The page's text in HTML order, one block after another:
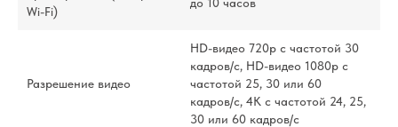
Wi-Fi)
Разрешение видео
HD-видео 720p с частотой 30
кадров/ с, HD-видео 1080p с
частотой 25, 30 или 60
кадров/ с, 4K с частотой 24, 25,
30 или 60 кадров/ с